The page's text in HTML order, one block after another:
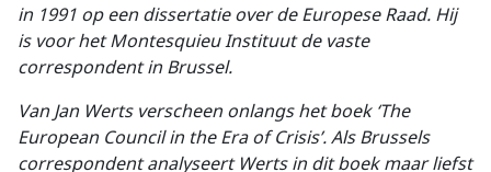
in 1991 op een dissertatie over de Europese Raad. Hij
is voor het Montesquieu Instituut de vaste
correspondent in Brussel.
Van Jan Werts verscheen onlangs het boek ‘The
European Council in the Era of Crisis’.Als Brussels
correspondent analyseert Werts in dit boek maar liefst